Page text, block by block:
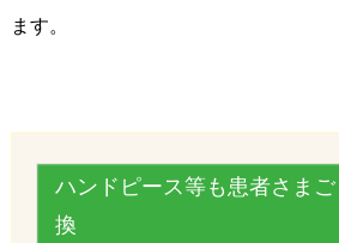
ます。
ハンドピース等も患者さま
換